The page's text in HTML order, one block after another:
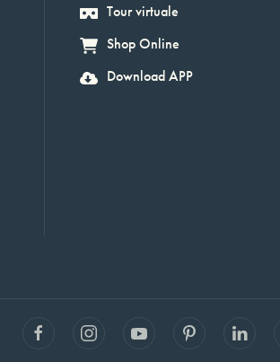
Tour virtuale
Shop Online
Download APP